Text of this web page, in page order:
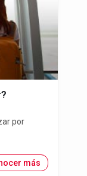
por
más